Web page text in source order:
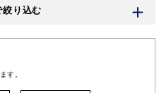
絞り込む
す。